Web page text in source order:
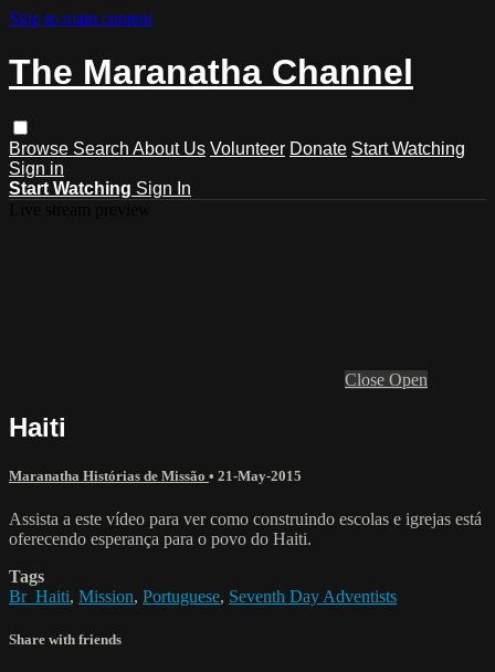
Skip to main content
The Maranatha Channel
Browse Search About Us Volunteer Donate Start Watching
Sign in
Start Watching Sign In
Close Open
Haiti
Maranatha Histórias de Missão • 21-May-2015
Assista a este vídeo para ver como construindo escolas e igrejas está
oferecendo esperança para o povo do Haiti.
Tags
Br_Haiti, Mission, Portuguese, Seventh Day Adventists
Share with friends